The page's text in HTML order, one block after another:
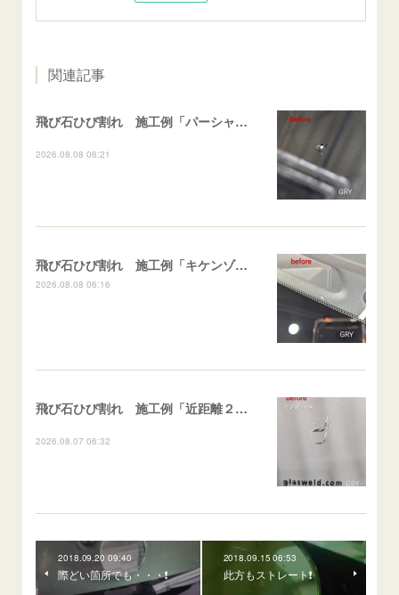
関連記事
飛び石ひび割れ 施工例「パーシャル系・衝撃点範囲ハマカケ」エスティマ
2026.08.08 06:21
飛び石ひび割れ 施工例「キケンゾーン範囲・ストレートブレイク」フェアレディＺ
2026.08.08 06:16
飛び石ひび割れ 施工例「近距離２箇所・パーシャル系+ストレート系」CX-8
2026.08.07 06:32
2018.09.20 09:40
際どい箇所でも・・・❗
2018.09.15 06:53
此方もストレート❗